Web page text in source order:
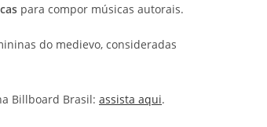
para compor músicas autorais.
do medievo, consideradas
Billboard Brasil: assista aqui.